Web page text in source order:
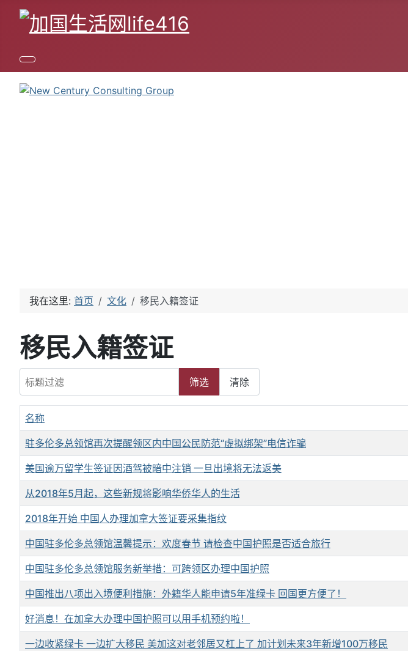
我在这里: 首页 文化 移民入籍签证
移民入籍签证
标题过滤
筛选 清除
名称
驻多伦多总领馆再次提醒领区内中国公民防范“虚拟绑架”电信诈骗
美国逾万留学生签证因酒驾被暗中注销 一旦出境将无法返美
从2018年5月起，这些新规将影响华侨华人的生活
2018年开始 中国人办理加拿大签证要采集指纹
中国驻多伦多总领馆温馨提示：欢度春节 请检查中国护照是否适合旅行
中国驻多伦多总领馆服务新举措：可跨领区办理中国护照
中国推出八项出入境便利措施：外籍华人能申请5年准绿卡 回国更方便了！
好消息！在加拿大办理中国护照可以用手机预约啦！
一边收紧绿卡 一边扩大移民 美加这对老邻居又杠上了 加计划未来3年新增100万移民